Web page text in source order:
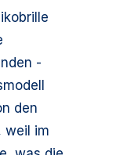
-
den
weil im